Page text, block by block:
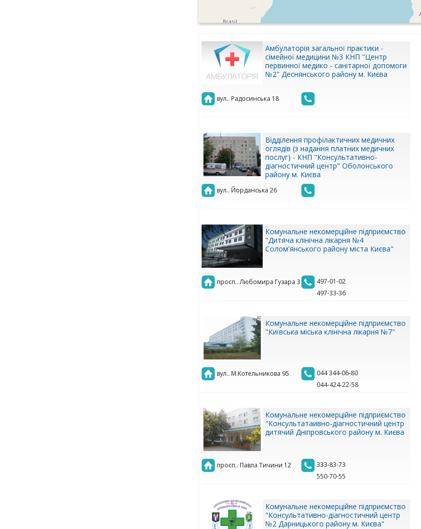
Амбулаторія загальної практики -
сімейної медицини №3 КНП "Центр
первинної медико - санітарної допомоги
№2" Деснянського району м. Києва
вул.. Радосинська 18
Відділення профілактичних медичних
оглядів (з надання платних медичних
послуг) - КНП "Консультативно-
діагностичний центр" Оболонського
району м. Києва
вул.. Йорданська 26
Комунальне некомерційне підприємство
"Дитяча клінічна лікарня №4
Солом'янського району міста Києва"
просп.. Любомира Гузара 3
497-01-02
497-33-36
Комунальне некомерційне підприємство
"Київська міська клінічна лікарня №7"
вул.. М.Котельникова 95
044 344-06-80
044-424-22-58
Комунальне некомерційне підприємство
"Консультатаивно-діагностичний центр
дитячий Дніпровського району м. Києва
просп.. Павла Тичини 12
333-83-73
550-70-55
Комунальне некомерційне підприємство
"Консультативно-діагностичний центр
№2 Дарницького району м. Києва"